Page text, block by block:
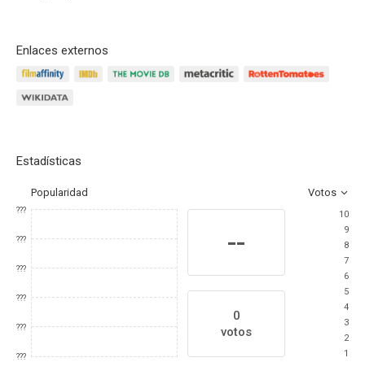
Enlaces externos
Estadísticas
Popularidad Votos
???
???
???
???
???
???
--
0
votos
10
9
8
7
6
5
4
3
2
1